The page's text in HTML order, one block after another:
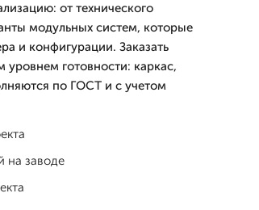
от технического
модульных систем, которые
и конфигурации. Заказать
готовности: каркас,
по ГОСТ и с учетом
на заводе